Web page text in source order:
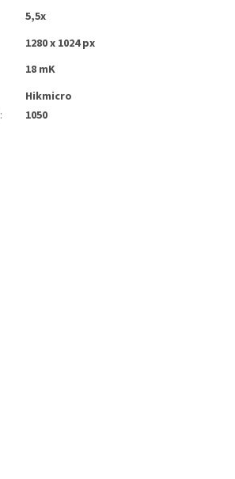
5,5x
1280 x 1024 px
18 mK
Hikmicro
: 1050